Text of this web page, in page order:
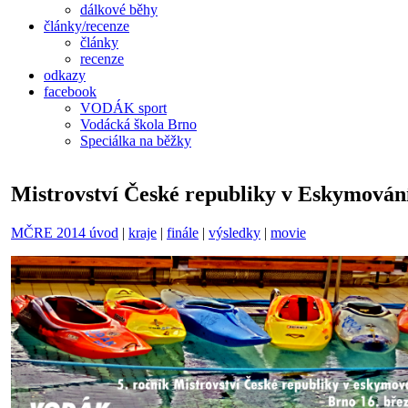
dálkové běhy
články/recenze
články
recenze
odkazy
facebook
VODÁK sport
Vodácká škola Brno
Speciálka na běžky
Mistrovství České republiky v
MČRE 2014 úvod | kraje | finále | výsledky | movie